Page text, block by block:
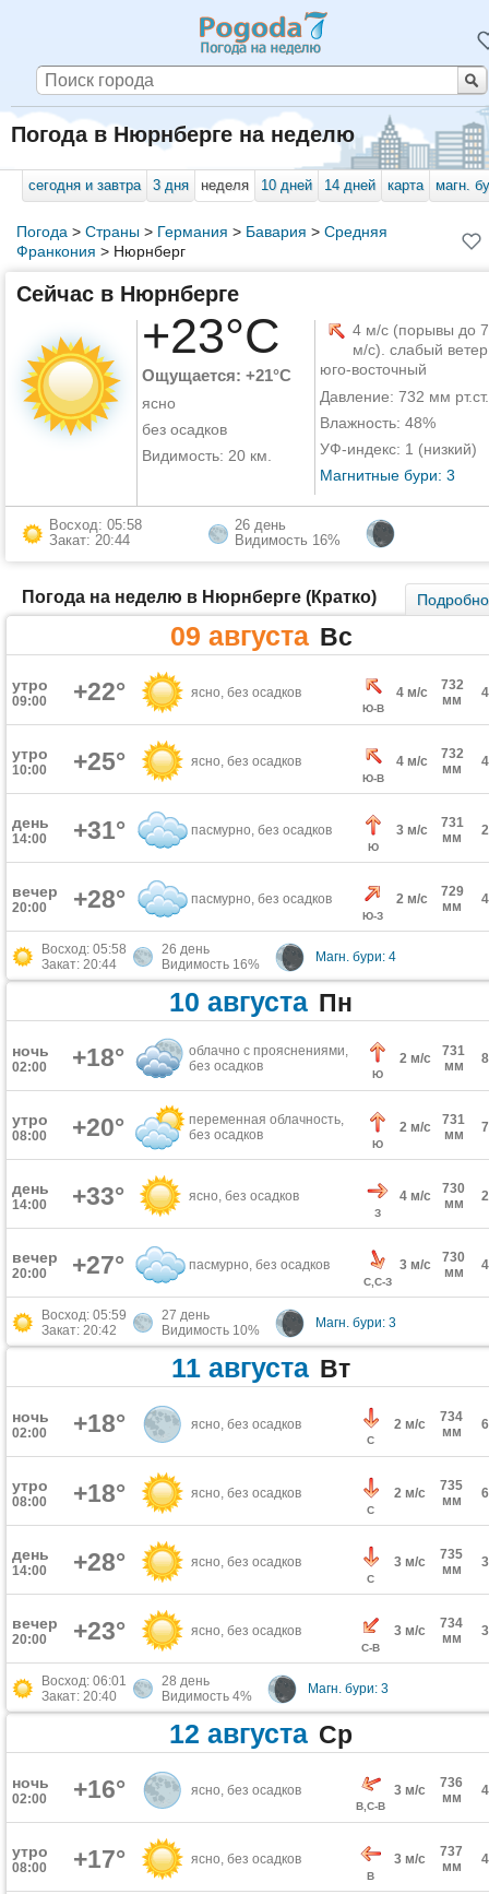
Погода в Нюрнберге на неделю
сегодня и завтра 3 дня неделя 10 дней 14 дней карта магн.
Погода > Страны> Германия > Бавария > Средняя
Франкония > Нюрнберг
Сейчас в Нюрнберге
+23°C
Ощущается: +21°C
ясно
без осадков
Видимость: 20 км.
4 м/с (порывы до 7
м/с). слабый
юго-восточный
Давление: 732 мм рт.ст.
Влажность: 48%
УФ-индекс: 1 (низкий)
Магнитные бури: 3
Восход: 05:58
Закат: 20:44
26 день
Видимость 16%
Погода на неделю в Нюрнберге (Кратко) Подробно
09 августа Вс
утро
09:00 +22° ясно, без осадков
Ю-В
4 м/с
732
мм
утро
10:00 +25° ясно, без осадков
Ю-В
4 м/с
732
мм
день
14:00 +31° пасмурно, без осадков
Ю
3 м/с
731
мм
вечер
20:00 +28° пасмурно, без осадков
Ю-З
2 м/с
729
мм
Восход: 05:58
Закат: 20:44
26 день
Видимость 16%
Магн. бури: 4
10 августа Пн
ночь
02:00 +18°
облачно с прояснениями,
без осадков
Ю
2 м/с
731
мм
утро
08:00 +20°
переменная облачность,
без осадков
Ю
2 м/с
731
мм
день
14:00 +33° ясно, без осадков
З
4 м/с
730
мм
вечер
20:00 +27° пасмурно, без осадков
С,С-З
3 м/с
730
мм
Восход: 05:59
Закат: 20:42
27 день
Видимость 10%
Магн. бури: 3
11 августа Вт
ночь
02:00 +18° ясно, без осадков
С
2 м/с
734
мм
утро
08:00 +18° ясно, без осадков
С
2 м/с
735
мм
день
14:00 +28° ясно, без осадков
С
3 м/с
735
мм
вечер
20:00 +23° ясно, без осадков
С-В
3 м/с
734
мм
Восход: 06:01
Закат: 20:40
28 день
Видимость 4%
Магн. бури: 3
12 августа Ср
ночь
02:00 +16° ясно, без осадков
В,С-В
3 м/с
736
мм
утро
08:00 +17° ясно, без осадков
В
3 м/с
737
мм